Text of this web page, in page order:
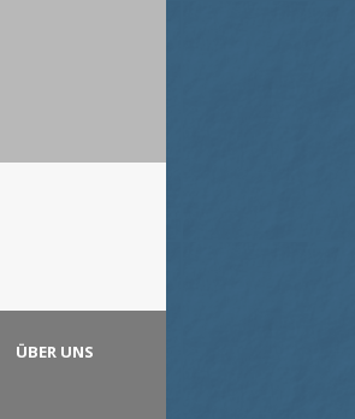
ÜBER UNS